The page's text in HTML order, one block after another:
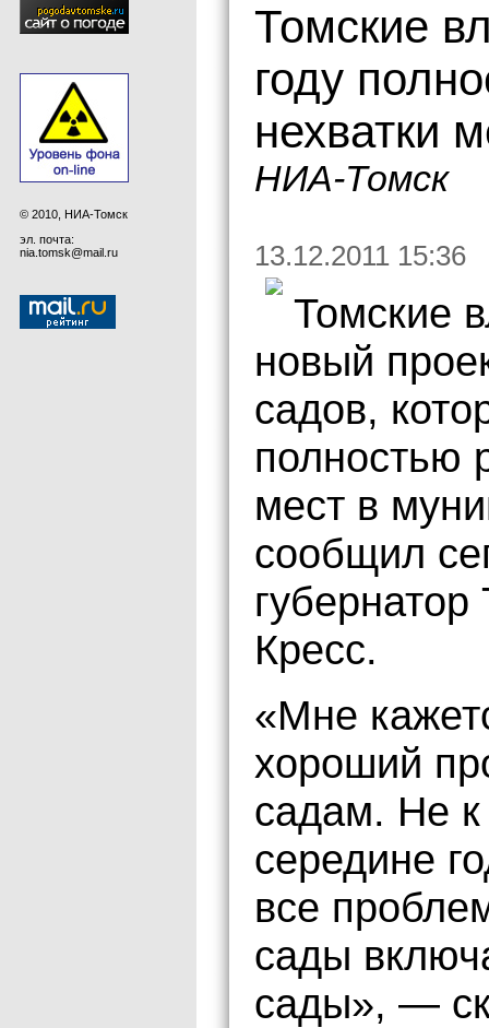
© 2010, НИА-Томск
эл. почта:
nia.tomsk@mail.ru
Томские
году
нехватки
НИА-Томск
13.12.2011 15:36
Томские
новый
садов,
полностью
мест в
сообщил
Кресс.
«Мне
хороший
садам. Не к
середине
все
сады
сады», —